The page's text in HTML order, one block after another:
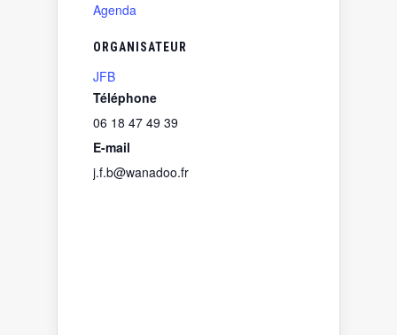
Agenda
ORGANISATEUR
JFB
Téléphone
06 18 47 49 39
E-mail
j.f.b@wanadoo.fr